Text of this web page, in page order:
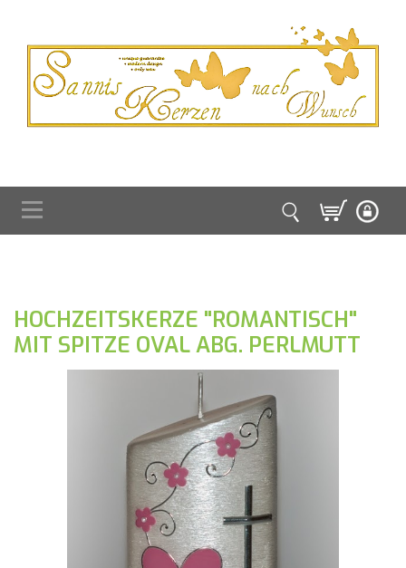
HOCHZEITSKERZE "ROMANTISCH"
MIT SPITZE OVAL ABG. PERLMUTT